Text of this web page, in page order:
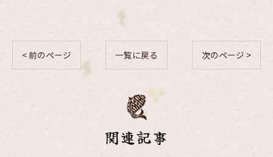
< 前のページ 一覧に戻る 次のページ >
関連記事